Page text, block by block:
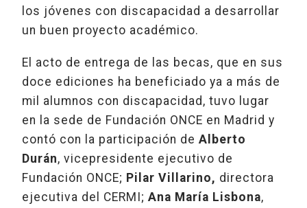
los jóvenes con discapacidad a desarrollar
un buen proyecto académico.
El acto de entrega de las becas, que en sus
doce ediciones ha beneficiado ya a más de
mil alumnos con discapacidad, tuvo lugar
en la sede de Fundación ONCE en Madrid y
contó con la participación de Alberto
Durán, vicepresidente ejecutivo de
Fundación ONCE; Pilar Villarino, directora
ejecutiva del CERMI; Ana María Lisbona,